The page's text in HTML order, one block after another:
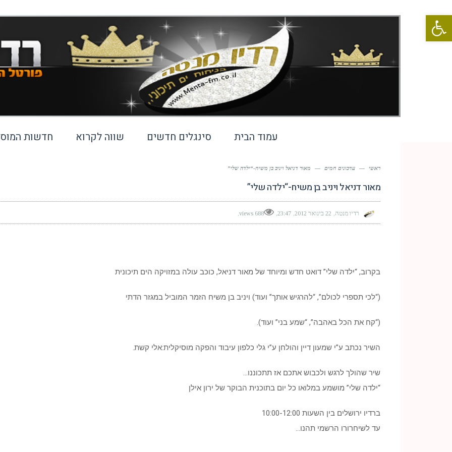
פתח סרגל נגישות
עמוד הבית סינגלים חדשים שווה לקרוא חדשות
ראשי — עדכונים חמים — מאור דניאל ויניב בן משיח-“ילדה שלי”
מאור דניאל ויניב בן משיח-“ילדה שלי”
רדיו מנטה 22 בינואר 2012 23:47
688 views
בקרוב, “ילדה שלי” דואט חדש ומיוחד של מאור דניאל, כוכב עולה במזויקה הים תיכונית
(“לכי תספרי לכולם”, “להרגיש אותך” ועוד) ויניב בן משיח הזמר המוביל במגזר הדתי
(“קח את הכל באהבה”, “שמע בני” ועוד).
השיר נכתב ע”י שמעון דיין והולחן ע”י גלי כלפון עיבוד והפקה מוסיקלית:אלי קשת.
שיר שהולך לרגש ולכבוש אתכם אז תתכוננו…
“ילדה שלי” מושמע במלואו כל יום בתוכנית הבוקר של ירון אילן
ברדיו ירושלים בין השעות 10:00-12:00
עד לשיחרורו הרשמי תהנו…